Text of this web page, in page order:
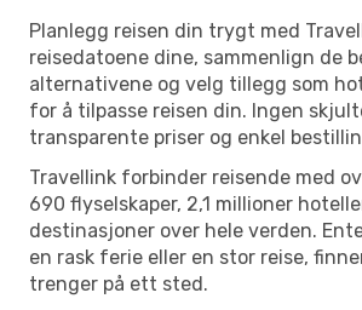
Planlegg reisen din trygt med
reisedatoene dine, sammenlign de
alternativene og velg tillegg som
for å tilpasse reisen din. Ingen
transparente priser og enkel
Travellink forbinder reisende med
690 flyselskaper, 2,1 millioner
destinasjoner over hele verden.
en rask ferie eller en stor reise,
trenger på ett sted.